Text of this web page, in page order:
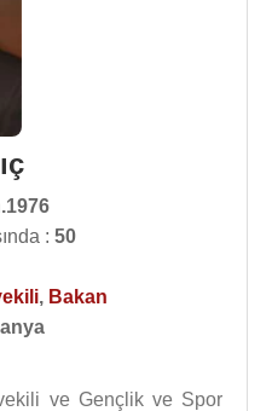
: 50
, Bakan
ve Gençlik ve Spor